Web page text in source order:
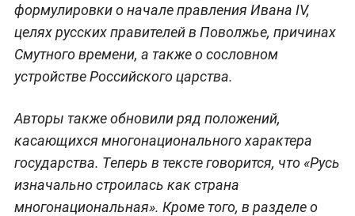
формулировки о начале правления Ивана IV,
целях русских правителей в Поволжье, причинах
Смутного времени, а также о сословном
устройстве Российского царства.
Авторы также обновили ряд положений,
касающихся многонационального характера
государства. Теперь в тексте говорится, что «Русь
изначально строилась как страна
многонациональная». Кроме того, в разделе о